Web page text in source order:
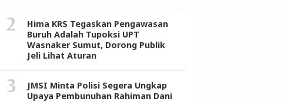
Hima KRS Tegaskan Pengawasan
Buruh Adalah Tupoksi UPT
Wasnaker Sumut, Dorong Publik
Jeli Lihat Aturan
JMSI Minta Polisi Segera Ungkap
Upaya Pembunuhan Rahiman Dani